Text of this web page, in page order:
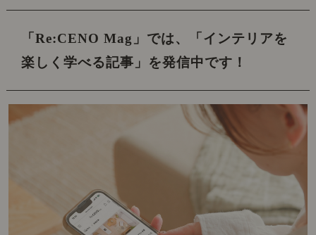
「Re:CENO Mag」では、
「インテリアを
楽しく学べる記事」を発信中です！